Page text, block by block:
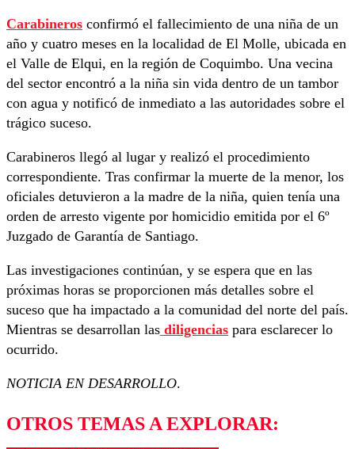
Carabineros confirmó el fallecimiento de una niña de un
año y cuatro meses en la localidad de El Molle, ubicada en
el Valle de Elqui, en la región de Coquimbo. Una vecina
del sector encontró a la niña sin vida dentro de un tambor
con agua y notificó de inmediato a las autoridades sobre el
trágico suceso.
Carabineros llegó al lugar y realizó el procedimiento
correspondiente. Tras confirmar la muerte de la menor, los
oficiales detuvieron a la madre de la niña, quien tenía una
orden de arresto vigente por homicidio emitida por el 6º
Juzgado de Garantía de Santiago.
Las investigaciones continúan, y se espera que en las
próximas horas se proporcionen más detalles sobre el
suceso que ha impactado a la comunidad del norte del país.
Mientras se desarrollan las diligencias para esclarecer lo
ocurrido.
NOTICIA EN DESARROLLO.
OTROS TEMAS A EXPLORAR: